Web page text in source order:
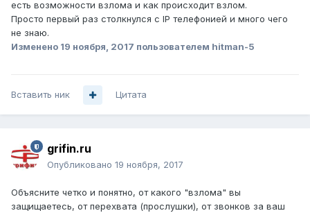
есть возможности взлома и как происходит взлом.
Просто первый раз столкнулся с IP телефонией и много чего
не знаю.
Изменено 19 ноября, 2017 пользователем hitman-5
Вставить ник Цитата
grifin.ru
Опубликовано 19 ноября, 2017
Объясните четко и понятно, от какого "взлома" вы
защищаетесь, от перехвата (прослушки), от звонков за ваш